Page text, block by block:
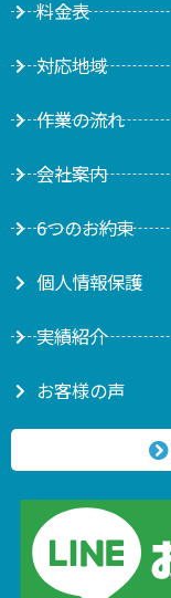
料金表
対応地域
作業の流れ
会社案内
6つのお約束
個人情報保護
実績紹介
お客様の声